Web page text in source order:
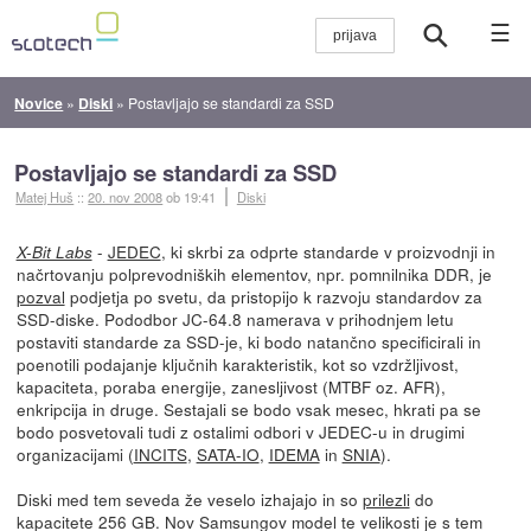
☰
Novice » Diski » Postavljajo se standardi za SSD
Postavljajo se standardi za SSD
Matej Huš ::20. nov 2008ob 19:41 Diski
X-Bit Labs- JEDEC, ki skrbi za odprte standarde v proizvodnji in
načrtovanju polprevodniških elementov, npr. pomnilnika DDR, je
pozval podjetja po svetu, da pristopijo k razvoju standardov za
SSD-diske. Pododbor JC-64.8 namerava v prihodnjem letu
postaviti standarde za SSD-je, ki bodo natančno specificirali in
poenotili podajanje ključnih karakteristik, kot so vzdržljivost,
kapaciteta, poraba energije, zanesljivost (MTBF oz. AFR),
enkripcija in druge. Sestajali se bodo vsak mesec, hkrati pa se
bodo posvetovali tudi z ostalimi odbori v JEDEC-u in drugimi
organizacijami (INCITS, SATA-IO, IDEMAin SNIA).
Diski med tem seveda že veselo izhajajo in so prilezlido
kapacitete 256 GB. Nov Samsungov model te velikosti je s tem